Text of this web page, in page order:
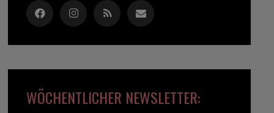
WÖCHENTLICHER NEWSLETTER: